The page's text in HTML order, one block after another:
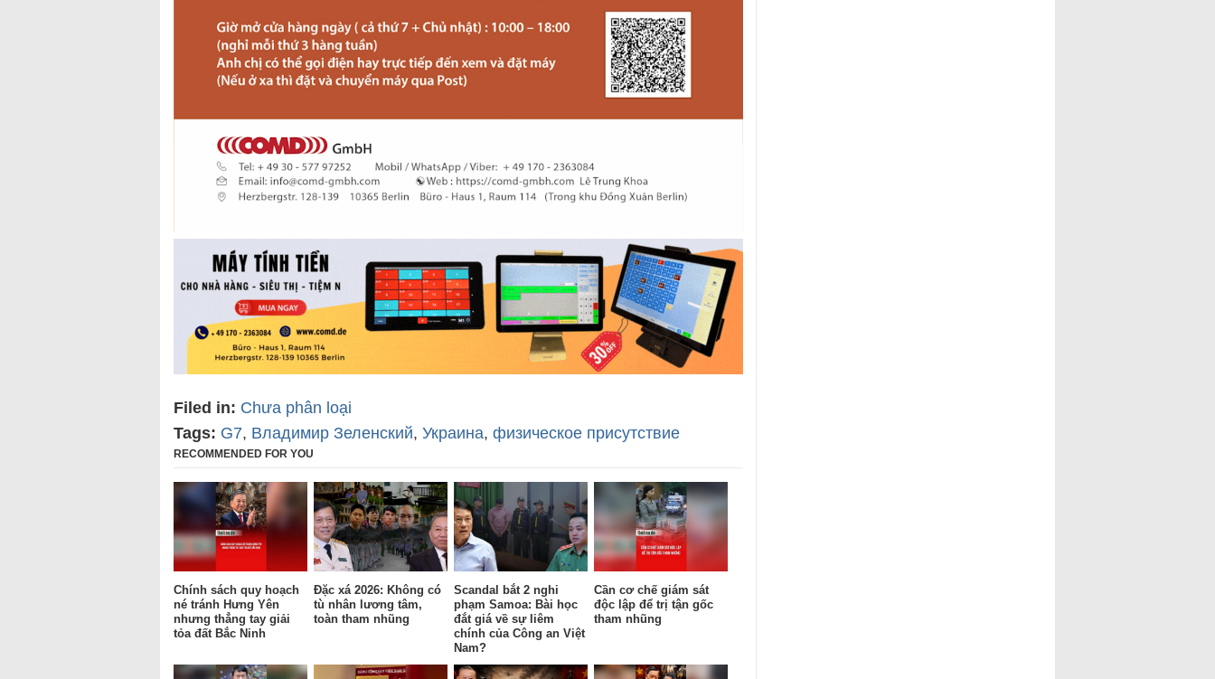
Filed in: Chưa phân loại
Tags: G7, Владимир Зеленский, Украина, физическое присутствие
RECOMMENDED FOR YOU
Chính sách quy hoạch
né tránh Hưng Yên
nhưng thẳng tay giải
tỏa đất Bắc Ninh
Đặc xá 2026: Không có
tù nhân lương tâm,
toàn tham nhũng
Scandal bắt 2 nghi
phạm Samoa: Bài học
đắt giá về sự liêm
chính của Công an Việt
Nam?
Cần cơ chế giám sát
độc lập để trị tận gốc
tham nhũng